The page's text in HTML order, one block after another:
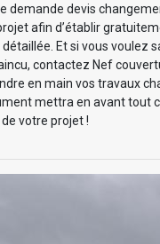
demande devis
afin d’établir
Et si vous voulez
contactez Nef
en main vos travaux
mettra en avant tout
votre projet !